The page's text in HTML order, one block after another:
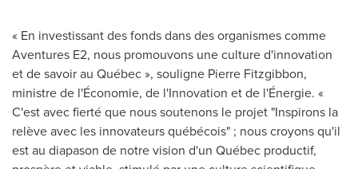
« En investissant des fonds dans des organismes comme
Aventures E2, nous promouvons une culture d'innovation
et de savoir au Québec », souligne Pierre Fitzgibbon,
ministre de l'Économie, de l'Innovation et de l'Énergie. «
C'est avec fierté que nous soutenons le projet "Inspirons la
relève avec les innovateurs québécois" ; nous croyons qu'il
est au diapason de notre vision d'un Québec productif,